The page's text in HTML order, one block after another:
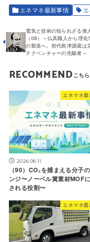
エネマネ最新事情
電気と技術の知られざる偉
（08）～仏具職人から理化
の製造へ。初代島津源蔵は
テクベンチャーの先駆者～
RECOMMEND
エネマネ最
2026.06.11
（90）CO₂を捕まえる分子
ンジ〜ノーベル賞素材MOF
される役割〜
エネマネ最